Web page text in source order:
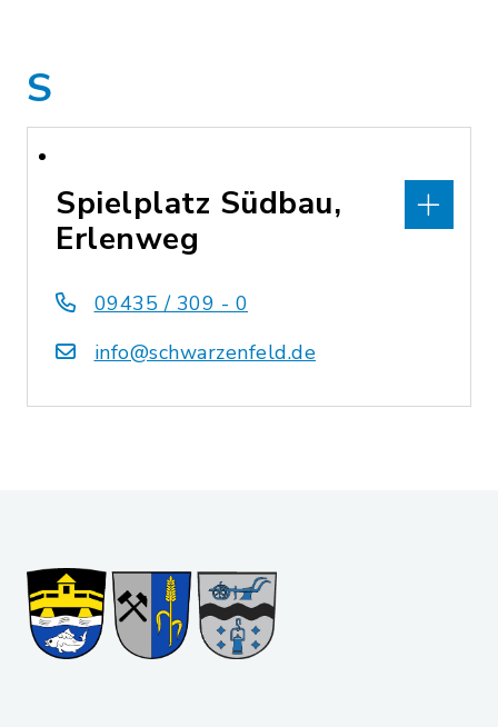
S
Spielplatz Südbau,
Erlenweg
09435 / 309 - 0
info@schwarzenfeld.de